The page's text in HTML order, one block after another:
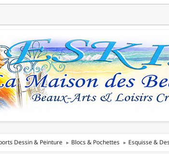
Dessin & Peinture Blocs & Pochettes Esquisse &